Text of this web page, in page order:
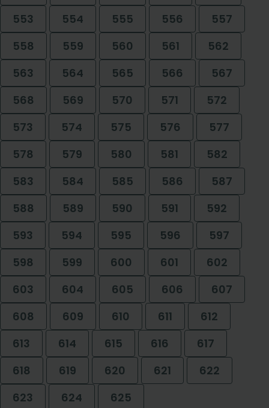
553
554 555 556
557
558
559 560 561
562
563
564 565 566
567
568
569 570 571
572
573
574 575 576
577
578
579 580 581
582
583
584 585 586
587
588
589 590 591
592
593
594 595 596
597
598
599 600 601
602
603
604 605 606
607
608
609 610 611
612
613
614 615 616
617
618
619 620 621
622
623
624 625